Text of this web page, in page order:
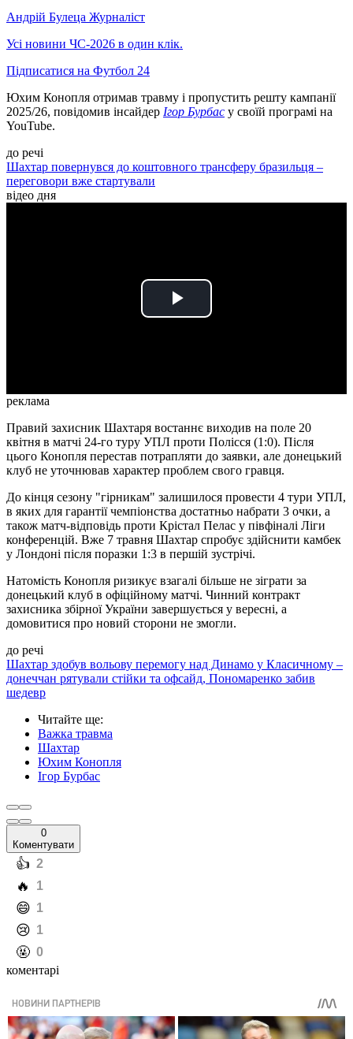
Андрій Булеца Журналіст
Усі новини ЧС-2026 в один клік.
Підписатися на Футбол 24
Юхим Конопля отримав травму і пропустить решту кампанії
2025/26, повідомив інсайдер Ігор Бурбас у своїй програмі на
YouTube.
до речі
Шахтар повернувся до коштовного трансферу бразильця –
переговори вже стартували
відео дня
Play
реклама
Правий захисник Шахтаря востаннє виходив на поле 20
квітня в матчі 24-го туру УПЛ проти Полісся (1:0). Після
цього Конопля перестав потрапляти до заявки, але донецький
клуб не уточнював характер проблем свого гравця.
До кінця сезону "гірникам" залишилося провести 4 тури УПЛ,
в яких для гарантії чемпіонства достатньо набрати 3 очки, а
також матч-відповідь проти Крістал Пелас у півфіналі Ліги
конференцій. Вже 7 травня Шахтар спробує здійснити камбек
у Лондоні після поразки 1:3 в першій зустрічі.
Натомість Конопля ризикує взагалі більше не зіграти за
донецький клуб в офіційному матчі. Чинний контракт
захисника збірної України завершується у вересні, а
домовитися про новий сторони не змогли.
до речі
Шахтар здобув вольову перемогу над Динамо у Класичному –
донеччан рятували стійки та офсайд, Пономаренко забив
шедевр
Читайте ще:
Важка травма
Шахтар
Юхим Конопля
Ігор Бурбас
0
Коментувати
️👍 2
️🔥 1
️😄 1
️😢 1
️🤬 0
коментарі